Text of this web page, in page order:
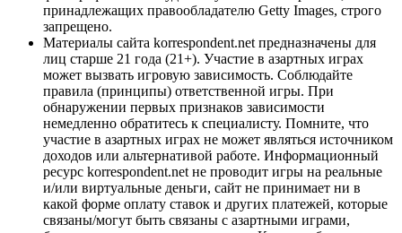
принадлежащих правообладателю Getty Images, строго
запрещено.
Материалы сайта korrespondent.net предназначены для
лиц старше 21 года (21+). Участие в азартных играх
может вызвать игровую зависимость. Соблюдайте
правила (принципы) ответственной игры. При
обнаружении первых признаков зависимости
немедленно обратитесь к специалисту. Помните, что
участие в азартных играх не может являться источником
доходов или альтернативой работе. Информационный
ресурс korrespondent.net не проводит игры на реальные
и/или виртуальные деньги, сайт не принимает ни в
какой форме оплату ставок и других платежей, которые
связаны/могут быть связаны с азартными играми,